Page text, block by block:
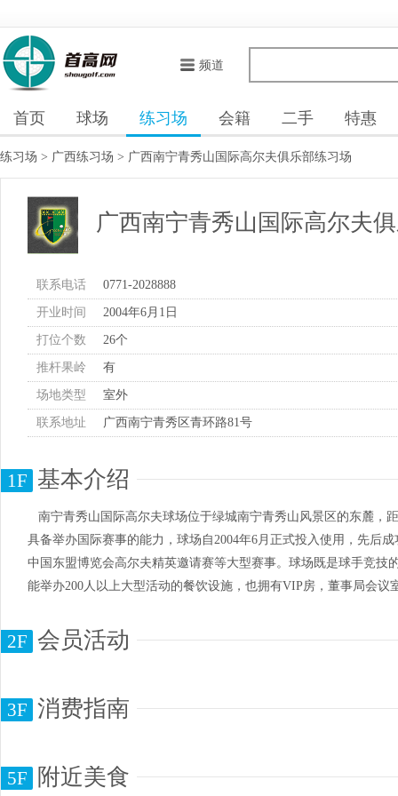
频道
首页 球场 练习场 会籍 二手 特惠
练习场 > 广西练习场 > 广西南宁青秀山国际高尔夫俱乐部练习场
广西南宁青秀山国际高尔夫
联系电话 0771-2028888
开业时间 2004年6月1日
打位个数 26个
推杆果岭 有
场地类型 室外
联系地址 广西南宁青秀区青环路81号
1F 基本介绍
南宁青秀山国际高尔夫球场位于绿城南宁青秀山风景区的东麓，
具备举办国际赛事的能力，球场自2004年6月正式投入使用，先后
中国东盟博览会高尔夫精英邀请赛等大型赛事。球场既是球手竞
能举办200人以上大型活动的餐饮设施，也拥有VIP房，董事局会
2F 会员活动
3F 消费指南
5F 附近美食